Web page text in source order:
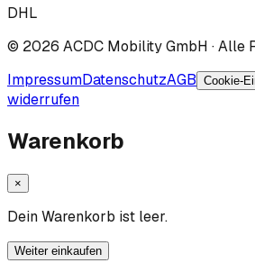
DHL
© 2026 ACDC Mobility GmbH · Alle
ImpressumDatenschutzAGB Cookie-
widerrufen
Warenkorb
×
Dein Warenkorb ist leer.
Weiter einkaufen